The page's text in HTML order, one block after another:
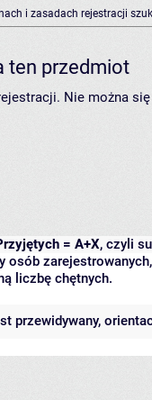
i zasadach rejestracji
ten przedmiot
Nie można
= A+X, czyli
osób
liczbę chętnych.
przewidywany,